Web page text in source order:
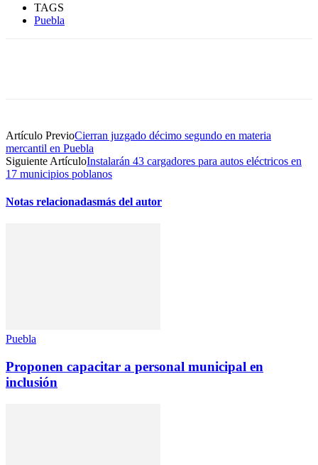
TAGS
Puebla
Artículo PrevioCierran juzgado décimo segundo en materia
mercantil en Puebla
Siguiente ArtículoInstalarán 43 cargadores para autos eléctricos en
17 municipios poblanos
Notas relacionadasmás del autor
Puebla
Proponen capacitar a personal municipal en
inclusión